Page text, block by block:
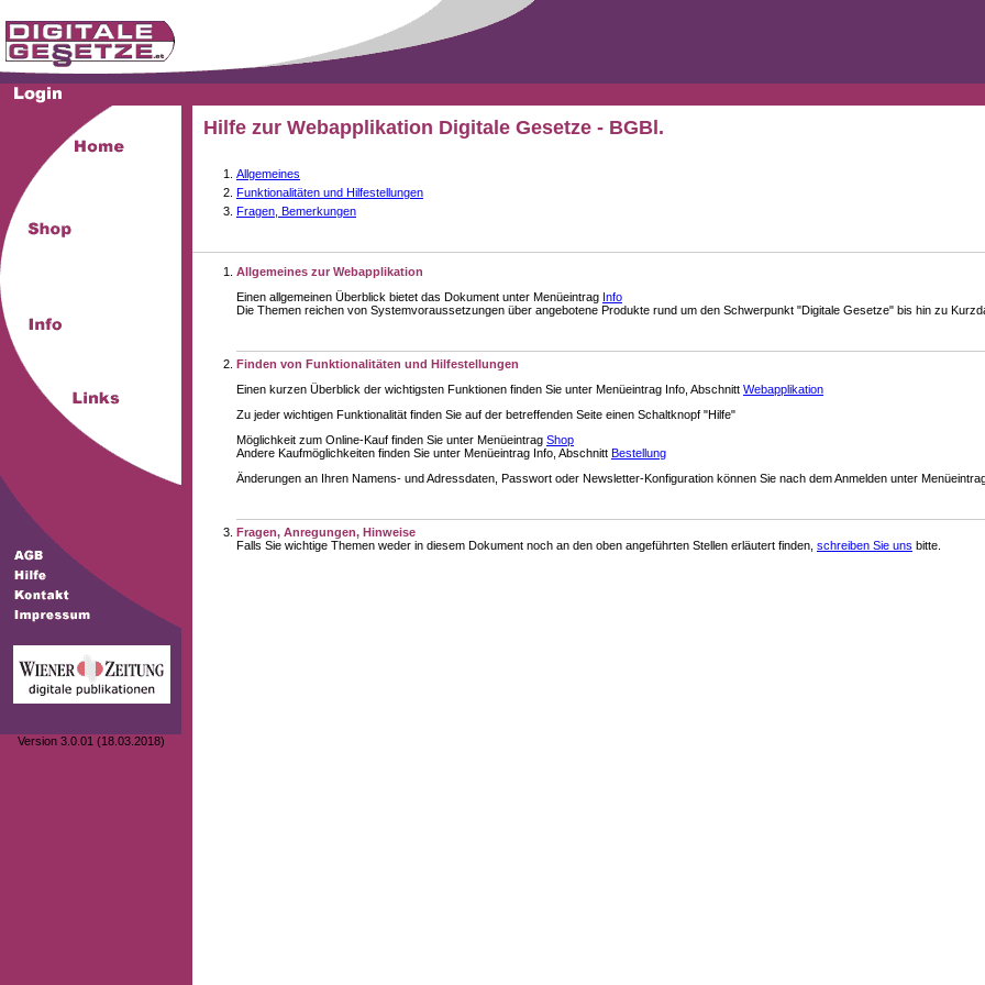
Version 3.0.01 (18.03.2018)
Hilfe zur Webapplikation Digitale Gesetze - BGBl.
Allgemeines
Funktionalitäten und Hilfestellungen
Fragen, Bemerkungen
Allgemeines zur Webapplikation
Einen allgemeinen Überblick bietet das Dokument unter Menüeintrag Info
Die Themen reichen von Systemvoraussetzungen über angebotene Produkte rund um den Schwerpunkt "Digitale Gesetze" bis hin zu
Finden von Funktionalitäten und Hilfestellungen
Einen kurzen Überblick der wichtigsten Funktionen finden Sie unter Menüeintrag Info, Abschnitt Webapplikation
Zu jeder wichtigen Funktionalität finden Sie auf der betreffenden Seite einen Schaltknopf "Hilfe"
Möglichkeit zum Online-Kauf finden Sie unter Menüeintrag Shop
Andere Kaufmöglichkeiten finden Sie unter Menüeintrag Info, Abschnitt Bestellung
Änderungen an Ihren Namens- und Adressdaten, Passwort oder Newsletter-Konfiguration können Sie nach dem Anmelden unter
Fragen, Anregungen, Hinweise
Falls Sie wichtige Themen weder in diesem Dokument noch an den oben angeführten Stellen erläutert finden, schreiben Sie uns bitte.